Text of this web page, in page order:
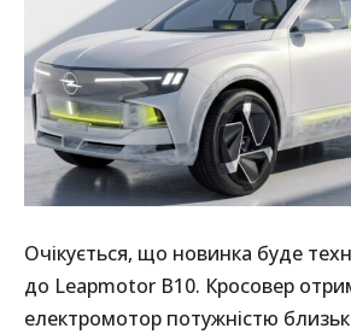
Очікується, що новинка буде
до Leapmotor B10. Кросовер
електромотор потужністю